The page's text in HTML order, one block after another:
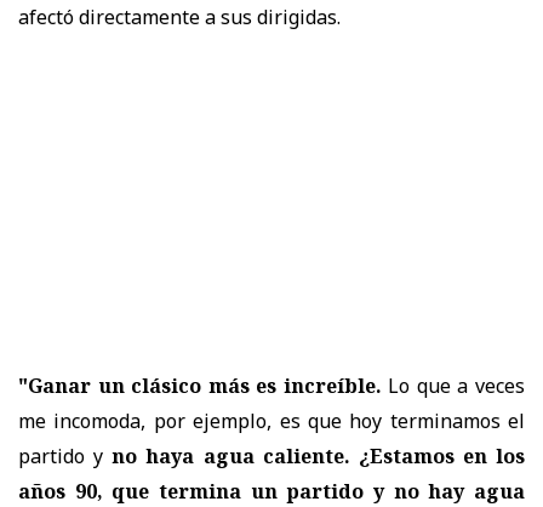
afectó directamente a sus dirigidas.
"Ganar un clásico más es increíble. Lo que a veces
me incomoda, por ejemplo, es que hoy terminamos el
partido yno haya agua caliente. ¿Estamos en los
años 90, que termina un partido y no hay agua